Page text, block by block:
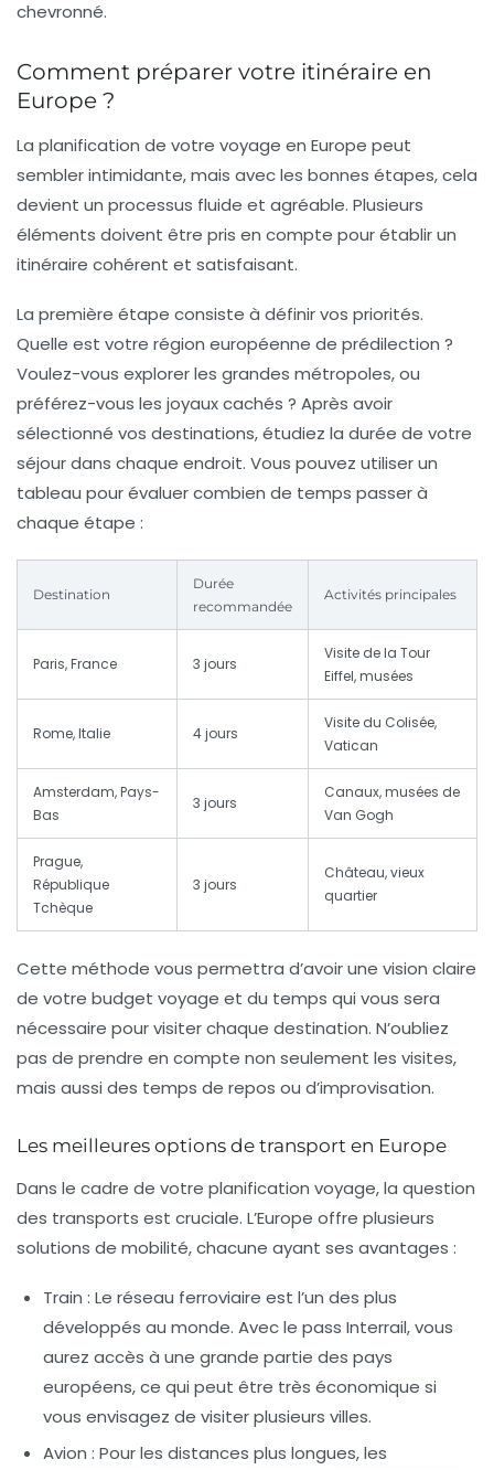
chevronné.
Comment préparer votre itinéraire en
Europe ?
La planification de votre voyage en Europe peut
sembler intimidante, mais avec les bonnes étapes, cela
devient un processus fluide et agréable. Plusieurs
éléments doivent être pris en compte pour établir un
itinéraire cohérent et satisfaisant.
La première étape consiste à définir vos priorités.
Quelle est votre région européenne de prédilection ?
Voulez-vous explorer les grandes métropoles, ou
préférez-vous les joyaux cachés ? Après avoir
sélectionné vos destinations, étudiez la durée de votre
séjour dans chaque endroit. Vous pouvez utiliser un
tableau pour évaluer combien de temps passer à
chaque étape :
Destination
Durée
recommandée
Activités principales
Paris, France 3 jours
Visite de la Tour
Eiffel, musées
Rome, Italie 4 jours
Visite du Colisée,
Vatican
Amsterdam, Pays-
Bas
3 jours
Canaux, musées de
Van Gogh
Prague,
République
Tchèque
3 jours
Château, vieux
quartier
Cette méthode vous permettra d’avoir une vision claire
de votre budget voyage et du temps qui vous sera
nécessaire pour visiter chaque destination. N’oubliez
pas de prendre en compte non seulement les visites,
mais aussi des temps de repos ou d’improvisation.
Les meilleures options de transport en Europe
Dans le cadre de votre planification voyage, la question
des transports est cruciale. L’Europe offre plusieurs
solutions de mobilité, chacune ayant ses avantages :
Train : Le réseau ferroviaire est l’un des plus
développés au monde. Avec le pass Interrail, vous
aurez accès à une grande partie des pays
européens, ce qui peut être très économique si
vous envisagez de visiter plusieurs villes.
Avion : Pour les distances plus longues, les